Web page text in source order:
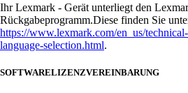
Ihr Lexmark - Gerät unterliegt den
Rückgabeprogramm.Diese finden Sie
https://www.lexmark.com/en_us/
language-selection.html.
SOFTWARELIZENZVEREINBARUNG